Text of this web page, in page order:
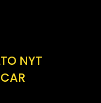
NYT